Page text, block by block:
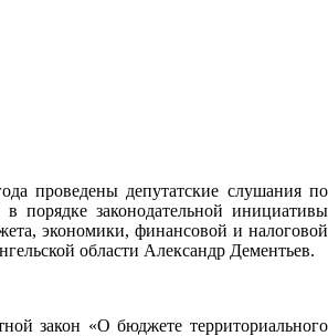
проведены депутатские слушания по
порядке законодательной инициативы
экономики, финансовой и налоговой
области Александр Дементьев.
закон «О бюджете территориального